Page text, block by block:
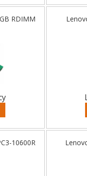
RDIMM
10600R